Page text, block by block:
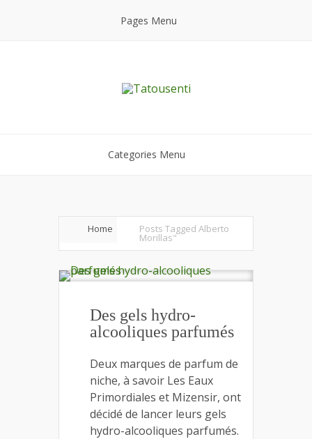
Pages Menu
Categories Menu
Home Posts Tagged Alberto
Morillas"
Des gels hydro-
alcooliques parfumés
Deux marques de parfum de
niche, à savoir Les Eaux
Primordiales et Mizensir, ont
décidé de lancer leurs gels
hydro-alcooliques parfumés.